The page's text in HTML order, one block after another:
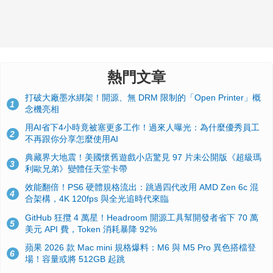
熱門文章
1
打破大廠墨水綁架！開源、無 DRM 限制的「Open Printer」概
念機亮相
2
用AI省下4小時竟被塞更多工作！過來人曝光：為什麼優秀員工
不再跟你分享怎麼使用AI
3
典藏界大地震！美國懷舊遊戲小店驚見 97 片未公開版《超級瑪
利歐兄弟》變體任天堂卡帶
4
效能翻倍！PS6 硬體規格流出：跳過四代改用 AMD Zen 6c 混
合架構，4K 120fps 與全光追時代來臨
5
GitHub 狂攬 4 萬星！Headroom 開源工具幫開發者省下 70 萬
美元 API 費，Token 消耗暴降 92%
6
蘋果 2026 款 Mac mini 規格爆料：M6 與 M5 Pro 異色搭檔登
場！容量或將 512GB 起跳